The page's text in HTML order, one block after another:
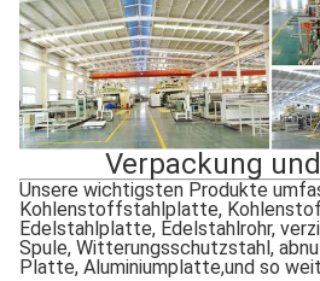
Verpackung
Unsere wichtigsten Produkte
Kohlenstoffstahlplatte,
Edelstahlplatte, Edelstahlrohr,
Spule, Witterungsschutzstahl,
Platte, Aluminiumplatte,und so